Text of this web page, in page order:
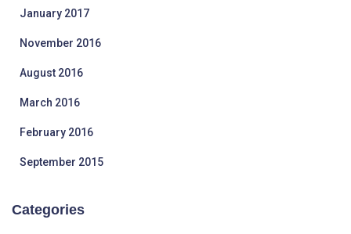
January 2017
November 2016
August 2016
March 2016
February 2016
September 2015
Categories